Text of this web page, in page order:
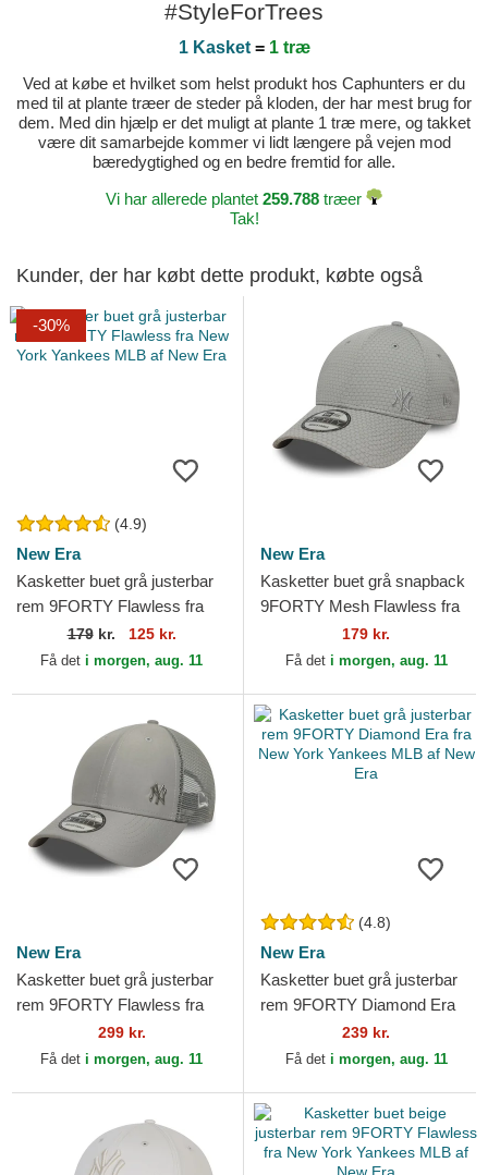
#StyleForTrees
1 Kasket= 1 træ
Ved at købe et hvilket som helst produkt hos Caphunters er du
med til at plante træer de steder på kloden, der har mest brug for
dem. Med din hjælp er det muligt at plante 1 træ mere, og takket
være dit samarbejde kommer vi lidt længere på vejen mod
bæredygtighed og en bedre fremtid for alle.
Vi har allerede plantet 259.788 træer
Tak!
Kunder, der har købt dette produkt, købte også
-30%
(4.9)
New Era
Kasketter buet grå justerbar
rem 9FORTY Flawless fra
New York Yankees MLB af
New Era
179kr. 125 kr.
Få det i morgen, aug. 11
New Era
Kasketter buet grå snapback
9FORTY Mesh Flawless fra
New York Yankees MLB af
New Era
179 kr.
Få det i morgen, aug. 11
New Era
Kasketter buet grå justerbar
rem 9FORTY Flawless fra
New York Yankees MLB af
New Era
299 kr.
Få det i morgen, aug. 11
(4.8)
New Era
Kasketter buet grå justerbar
rem 9FORTY Diamond Era
fra New York Yankees MLB
af New Era
239 kr.
Få det i morgen, aug. 11